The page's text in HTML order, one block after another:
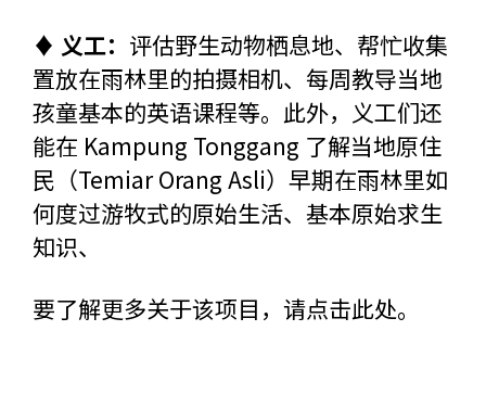
♦ 义工： 评估野生动物栖息地、帮忙收集
置放在雨林里的拍摄相机、每周教导当地
孩童基本的英语课程等。此外，义工们还
能在 Kampung Tonggang 了解当地原住
民（Temiar Orang Asli）早期在雨林里如
何度过游牧式的原始生活、基本原始求生
知识、
要了解更多关于该项目，请点击此处。